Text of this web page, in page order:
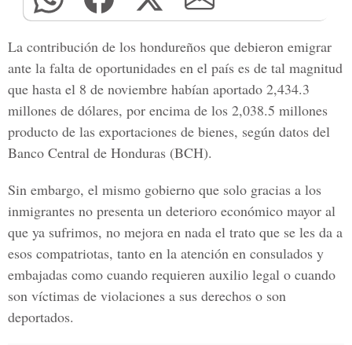
La contribución de los hondureños que debieron emigrar
ante la falta de oportunidades en el país es de tal magnitud
que hasta el 8 de noviembre habían aportado 2,434.3
millones de dólares, por encima de los 2,038.5 millones
producto de las exportaciones de bienes, según datos del
Banco Central de Honduras (BCH).
Sin embargo, el mismo gobierno que solo gracias a los
inmigrantes no presenta un deterioro económico mayor al
que ya sufrimos, no mejora en nada el trato que se les da a
esos compatriotas, tanto en la atención en consulados y
embajadas como cuando requieren auxilio legal o cuando
son víctimas de violaciones a sus derechos o son
deportados.